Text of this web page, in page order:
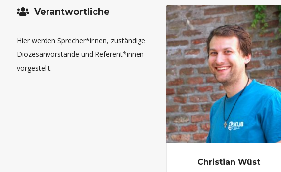
Verantwortliche
Hier werden Sprecher*innen, zuständige
Diözesanvorstände und Referent*innen
vorgestellt.
Christian Wüst